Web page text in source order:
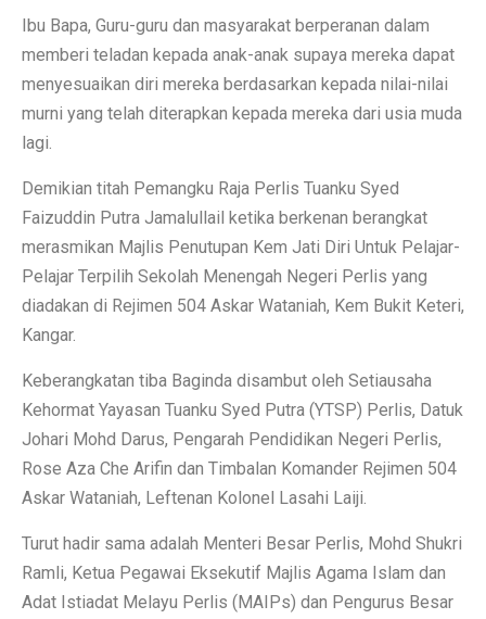
Ibu Bapa, Guru-guru dan masyarakat berperanan dalam
memberi teladan kepada anak-anak supaya mereka dapat
menyesuaikan diri mereka berdasarkan kepada nilai-nilai
murni yang telah diterapkan kepada mereka dari usia muda
lagi.
Demikian titah Pemangku Raja Perlis Tuanku Syed
Faizuddin Putra Jamalullail ketika berkenan berangkat
merasmikan Majlis Penutupan Kem Jati Diri Untuk Pelajar-
Pelajar Terpilih Sekolah Menengah Negeri Perlis yang
diadakan di Rejimen 504 Askar Wataniah, Kem Bukit Keteri,
Kangar.
Keberangkatan tiba Baginda disambut oleh Setiausaha
Kehormat Yayasan Tuanku Syed Putra (YTSP) Perlis, Datuk
Johari Mohd Darus, Pengarah Pendidikan Negeri Perlis,
Rose Aza Che Arifin dan Timbalan Komander Rejimen 504
Askar Wataniah, Leftenan Kolonel Lasahi Laiji.
Turut hadir sama adalah Menteri Besar Perlis, Mohd Shukri
Ramli, Ketua Pegawai Eksekutif Majlis Agama Islam dan
Adat Istiadat Melayu Perlis (MAIPs) dan Pengurus Besar